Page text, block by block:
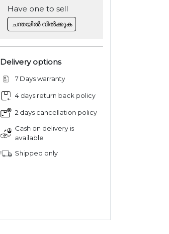
Have one to sell
ചന്തയിൽ വിൽക്കുക
Delivery options
7 Days warranty
4 days return back policy
2 days cancellation policy
Cash on delivery is
available
Shipped only